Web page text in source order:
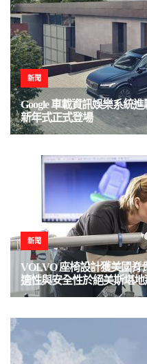
新聞
Google 車載資訊娛樂系統
新年式正式登場
新聞
VOLVO 座椅設計獲美國脊
適性與安全性於絕美斯堪